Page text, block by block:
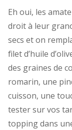
Eh oui, les
droit à leur
secs et on
filet d’huile
des graines de
romarin, une
cuisson, une
tester sur vos
topping dans